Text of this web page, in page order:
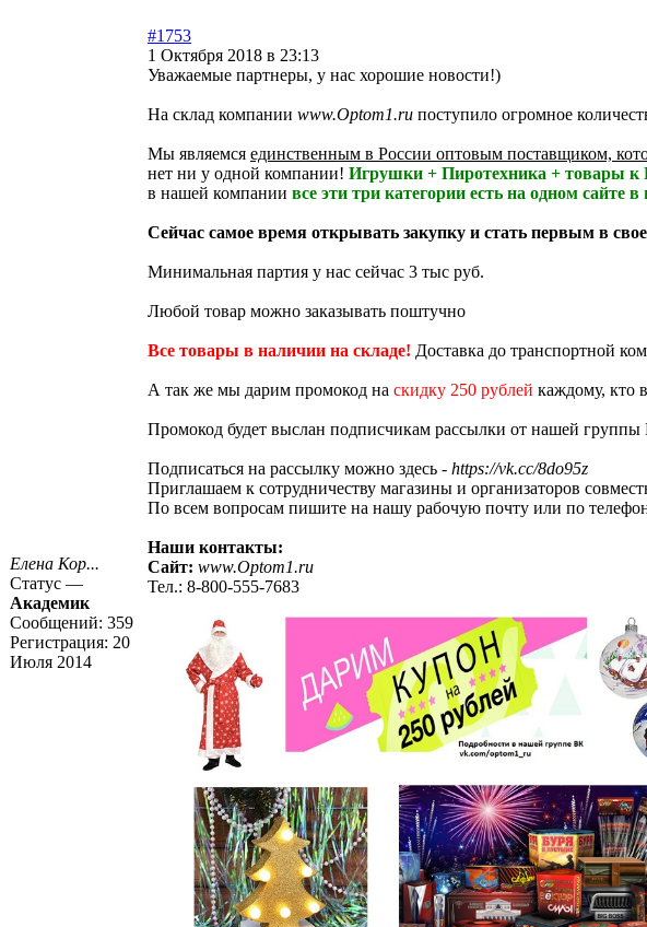
Елена Кор...
Статус —
Академик
Сообщений: 359
Регистрация: 20
Июля 2014
#1753
1 Октября 2018 в 23:13
Уважаемые партнеры, у нас хорошие новости!)
На склад компании www.Optom1.ru поступило огромное
Мы являемся единственным в России оптовым поставщиком,
нет ни у одной компании! Игрушки + Пиротехника + товары к
в нашей компании все эти три категории есть на одном сайте
Сейчас самое время открывать закупку и стать первым в
Минимальная партия у нас сейчас 3 тыс руб.
Любой товар можно заказывать поштучно
Все товары в наличии на складе! Доставка до транспортной
А так же мы дарим промокод на скидку 250 рублей каждому, кто
Промокод будет выслан подписчикам рассылки от нашей группы
Подписаться на рассылку можно здесь - https://vk.cc/8do95z
Приглaшаем к сoтрудничеству магазины и организаторов
По всем вопросам пишите на нашу рабочую почту или по
Наши контакты:
Сайт: www.Optom1.ru
Тел.: 8-800-555-7683